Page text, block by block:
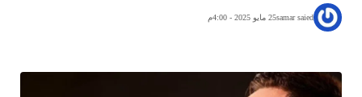
samar saied25 مايو 2025 - 4:00م